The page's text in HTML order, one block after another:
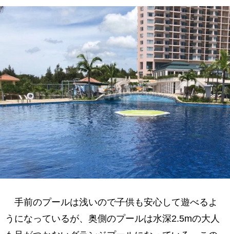
手前のプールは浅いので子供も安心して遊べるよ
うになっているが、奥側のプールは水深2.5mの大人